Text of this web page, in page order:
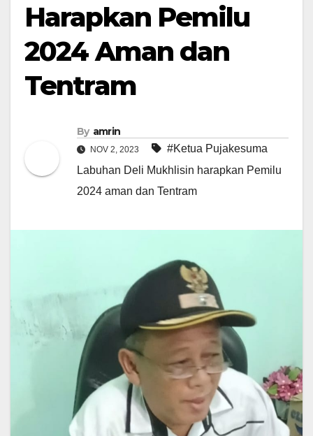
Harapkan Pemilu
2024 Aman dan
Tentram
By amrin
NOV 2, 2023
#Ketua Pujakesuma
Labuhan Deli Mukhlisin harapkan Pemilu
2024 aman dan Tentram